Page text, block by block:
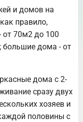
и домов на
правило,
70м2 до 100
большие дома - от
дома с 2-
сразу двух
хозяев и
половины с